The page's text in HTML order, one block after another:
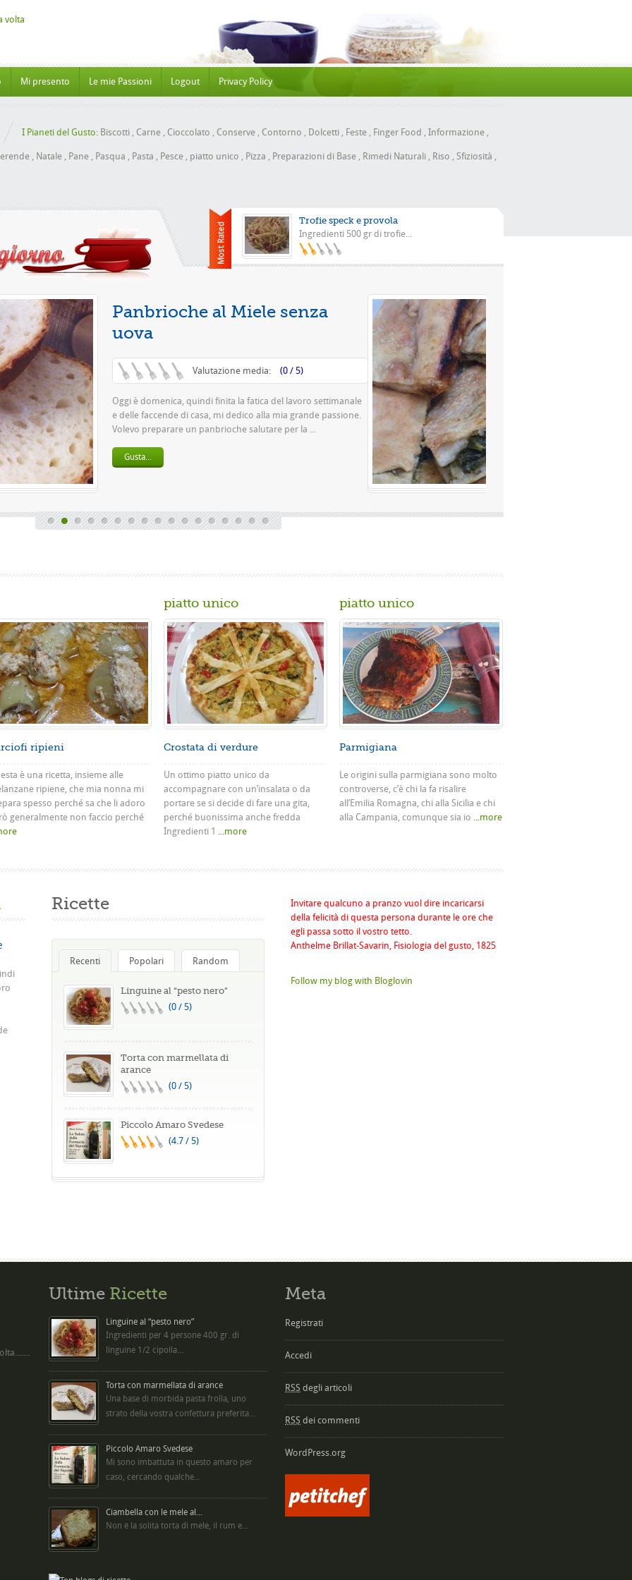
Mi presento Le mie Passioni Logout Privacy Policy
I Pianeti del Gusto: Biscotti , Carne , Cioccolato , Conserve , Contorno , Dolcetti , Feste , Finger Food , Informazione ,
, Natale , Pane , Pasqua , Pasta , Pesce , piatto unico , Pizza , Preparazioni di Base , Rimedi Naturali , Riso , Sfiziosità ,
Trofie speck e provola
Ingredienti 500 gr di trofie...
Pizza con la scarola
Valutazione media: (0 / 5)
Questa è una pizza famosissima a Napoli Ingredienti Per la
pasta 500 g di farina rimacinata a pietra 0 10 g di lievito di
Gusta...
ripieni
è una ricetta, insieme alle
ripiene, che mia nonna mi
spesso perché sa che li adoro
generalmente non faccio perché
piatto unico
Crostata di verdure
Un ottimo piatto unico da
accompagnare con un’insalata o da
portare se si decide di fare una gita,
perché buonissima anche fredda
Ingredienti 1 ...more
piatto unico
Parmigiana
Le origini sulla parmigiana sono molto
controverse, c’è chi la fa risalire
all’Emilia Romagna, chi alla Sicilia e chi
alla Campania, comunque sia io ...more
Ricette
Recenti Popolari Random
Linguine al “pesto nero”
(0 / 5)
Torta con marmellata di
arance
(0 / 5)
Piccolo Amaro Svedese
(4.7 / 5)
Invitare qualcuno a pranzo vuol dire incaricarsi
della felicità di questa persona durante le ore che
egli passa sotto il vostro tetto.
Anthelme Brillat-Savarin, Fisiologia del gusto, 1825
Follow my blog with Bloglovin
Ultime Ricette
Linguine al “pesto nero”
Ingredienti per 4 persone 400 gr. di
linguine 1/2 cipolla...
Torta con marmellata di arance
Una base di morbida pasta frolla, uno
strato della vostra confettura preferita...
Piccolo Amaro Svedese
Mi sono imbattuta in questo amaro per
caso, cercando qualche...
Ciambella con le mele al...
Non è la solita torta di mele, il rum e...
Meta
Registrati
Accedi
RSS degli articoli
RSS dei commenti
WordPress.org